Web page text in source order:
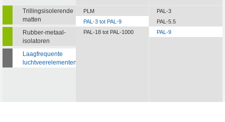
Trillingsisolerende
matten
Rubber-metaal-
isolatoren
Laagfrequente
luchtveerelementen
PLM
PAL-3 tot PAL-9
PAL-18 tot PAL-1000
PAL-3
PAL-5.5
PAL-9